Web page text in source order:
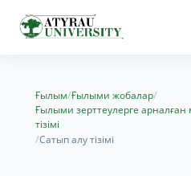
Ғылым/Ғылыми жобалар/
Ғылыми зерттеулерге арналған
тізімі
/Сатып алу тізімі